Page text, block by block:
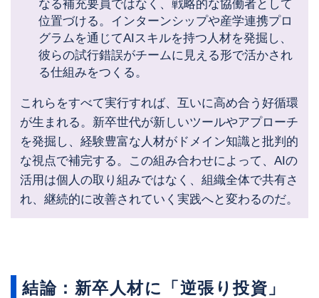
なる補充要員ではなく、戦略的な協働者として
位置づける。インターンシップや産学連携プロ
グラムを通じてAIスキルを持つ人材を発掘し、
彼らの試行錯誤がチームに見える形で活かされ
る仕組みをつくる。
これらをすべて実行すれば、互いに高め合う好循環
が生まれる。新卒世代が新しいツールやアプローチ
を発掘し、経験豊富な人材がドメイン知識と批判的
な視点で補完する。この組み合わせによって、AIの
活用は個人の取り組みではなく、組織全体で共有さ
れ、継続的に改善されていく実践へと変わるのだ。
結論：新卒人材に「逆張り投資」